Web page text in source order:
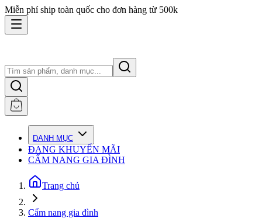
Miễn phí ship toàn quốc cho đơn hàng từ 500k
DANH MỤC
ĐANG KHUYẾN MÃI
CẨM NANG GIA ĐÌNH
Trang chủ
Cẩm nang gia đình